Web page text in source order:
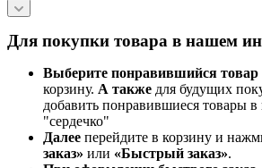
Для покупки товара в нашем
Выберите понравившийся товар
корзину. А также для будущих
добавить понравившиеся товары
"сердечко"
Далее перейдите в корзину и
заказ» или «Быстрый заказ».